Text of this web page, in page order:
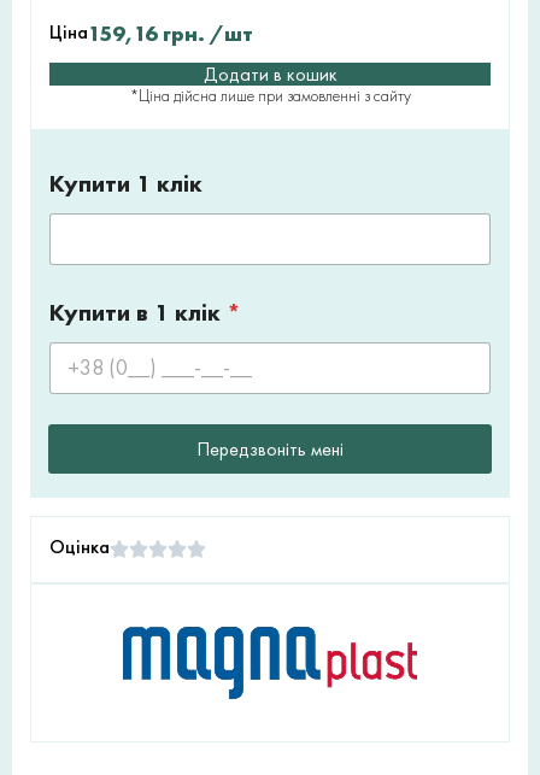
Ціна159,16 грн. /шт
Додати в кошик
*Ціна дійсна лише при замовленні з сайту
Купити 1 клік
Купити в 1 клік *
Передзвоніть мені
Оцінка